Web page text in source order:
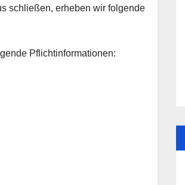
schließen, erheben wir folgende
Pflichtinformationen: